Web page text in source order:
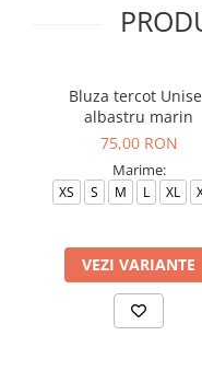
Bluza tercot
albastru marin
75,00 RON
Marime:
XS S M L XL
VEZI VARIANTE